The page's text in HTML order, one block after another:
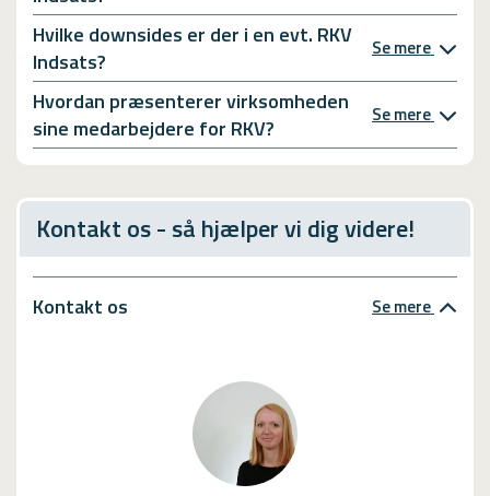
Hvilke downsides er der i en evt. RKV
Indsats?
Se mere
Hvordan præsenterer virksomheden
sine medarbejdere for RKV?
Se mere
Kontakt os - så hjælper vi dig videre!
Kontakt os Se mere